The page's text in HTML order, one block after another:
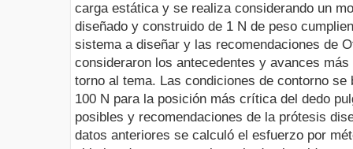
carga estática y se realiza considerando un
diseñado y construido de 1 N de peso
sistema a diseñar y las recomendaciones de
consideraron los antecedentes y avances
torno al tema. Las condiciones de contorno
100 N para la posición más crítica del dedo
posibles y recomendaciones de la prótesis
datos anteriores se calculó el esfuerzo por